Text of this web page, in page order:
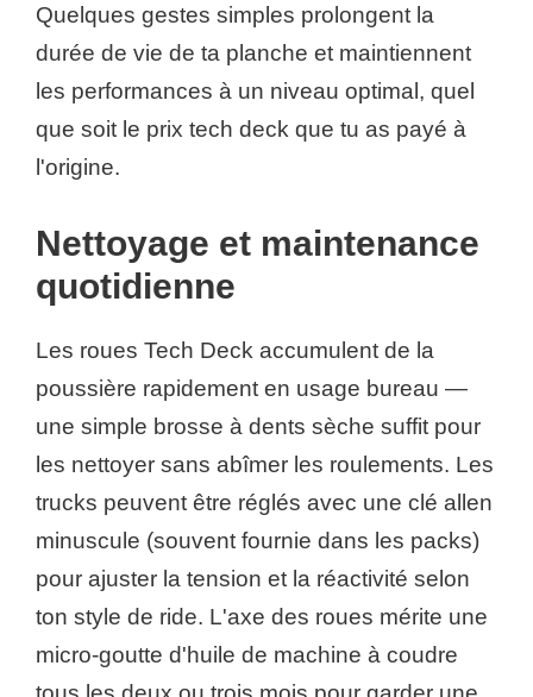
Quelques gestes simples prolongent la
durée de vie de ta planche et maintiennent
les performances à un niveau optimal, quel
que soit le prix tech deck que tu as payé à
l'origine.
Nettoyage et maintenance
quotidienne
Les roues Tech Deck accumulent de la
poussière rapidement en usage bureau —
une simple brosse à dents sèche suffit pour
les nettoyer sans abîmer les roulements. Les
trucks peuvent être réglés avec une clé allen
minuscule (souvent fournie dans les packs)
pour ajuster la tension et la réactivité selon
ton style de ride. L'axe des roues mérite une
micro-goutte d'huile de machine à coudre